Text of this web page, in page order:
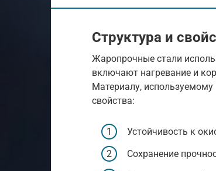
Структура и
Жаропрочные стали
включают нагревание и
Материалу,
свойства:
Устойчивость к
Сохранение